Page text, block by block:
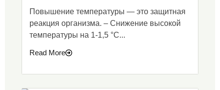
Повышение температуры — это защитная
реакция организма. – Снижение высокой
температуры на 1-1,5 °С...
Read More